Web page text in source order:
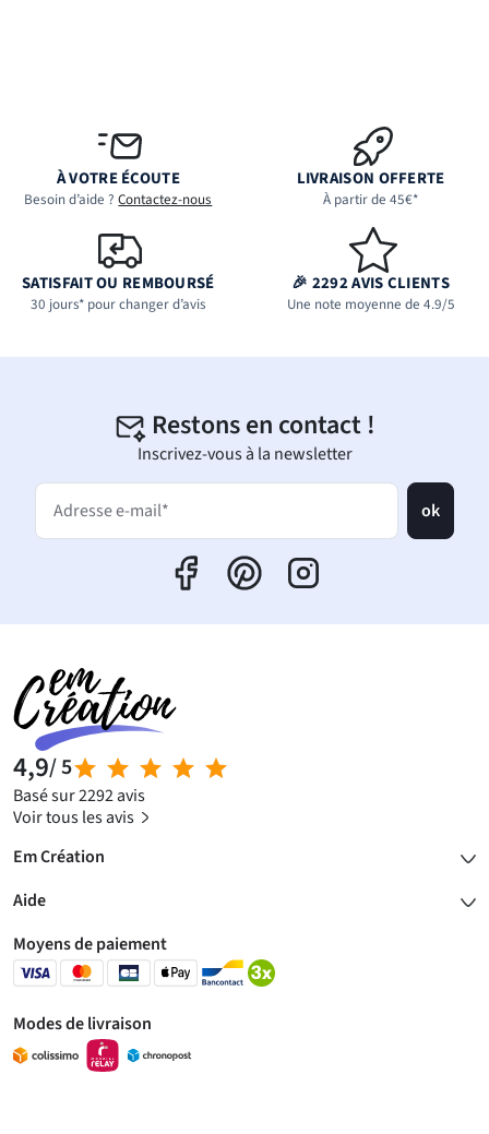
À VOTRE ÉCOUTE
Besoin d’aide ?Contactez-nous
LIVRAISON OFFERTE
À partir de 45€*
SATISFAIT OU REMBOURSÉ
30 jours* pour changer d’avis
🎉 2292 AVIS CLIENTS
Une note moyenne de 4.9/5
Restons en contact !
Inscrivez-vous à la newsletter
Adresse e-mail* ok
4,9/ 5
Basé sur 2292 avis
Voir tous les avis
Em Création
Aide
Moyens de paiement
Modes de livraison